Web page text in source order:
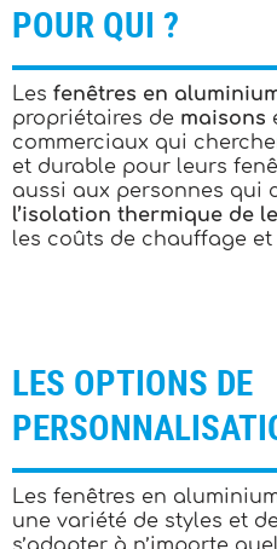
POUR QUI ?
Les fenêtres en
propriétaires de maisons
commerciaux qui
et durable pour leurs
aussi aux personnes qui
l’isolation thermique de
les coûts de chauffage
LES OPTIONS DE
Les fenêtres en
une variété de styles et